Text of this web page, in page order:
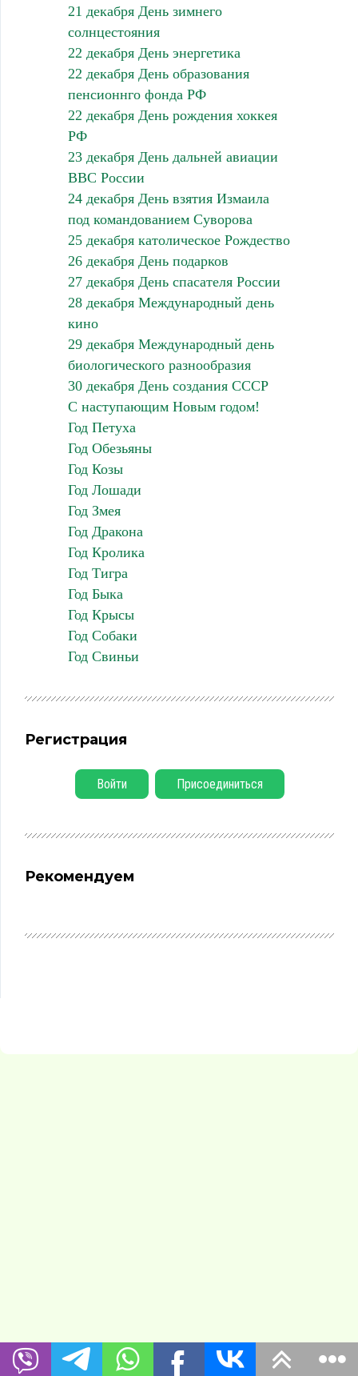
21 декабря День зимнего
солнцестояния
22 декабря День энергетика
22 декабря День образования
пенсионнго фонда РФ
22 декабря День рождения хоккея
РФ
23 декабря День дальней авиации
ВВС России
24 декабря День взятия Измаила
под командованием Суворова
25 декабря католическое Рождество
26 декабря День подарков
27 декабря День спасателя России
28 декабря Международный день
кино
29 декабря Международный день
биологического разнообразия
30 декабря День создания СССР
С наступающим Новым годом!
Год Петуха
Год Обезьяны
Год Козы
Год Лошади
Год Змея
Год Дракона
Год Кролика
Год Тигра
Год Быка
Год Крысы
Год Собаки
Год Свиньи
Регистрация
Войти Присоединиться
Рекомендуем